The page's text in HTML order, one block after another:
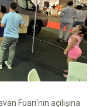
Fuarı'nın açılışına